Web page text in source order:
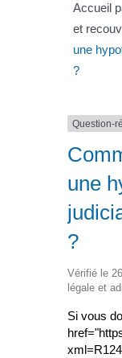
Accueil
et
une
?
Question-
une
?
Vérifié le
légale et
Si vous